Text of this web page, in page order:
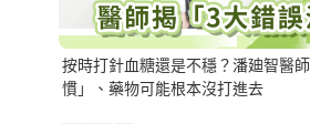
按時打針血糖還是不穩？潘廸智醫
慣」、藥物可能根本沒打進去